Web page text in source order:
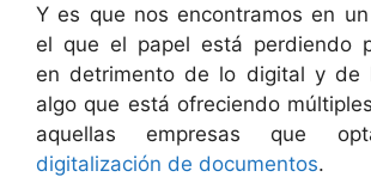
Y es que nos encontramos en
el que el papel está perdiendo
en detrimento de lo digital y de
algo que está ofreciendo
aquellas empresas que
digitalización de documentos.